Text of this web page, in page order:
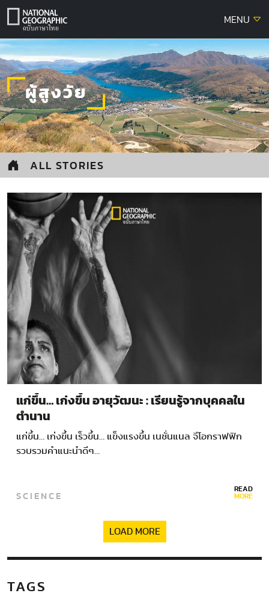
Skip
MENU
ผู้สูงวัย
ALL STORIES
แก่ขึ้น… เก่งขึ้น อายุวัฒนะ : เรียนรู้จากบุคคลใน
ตำนาน
แก่ขึ้น… เก่งขึ้น เร็วขึ้น… แข็งแรงขึ้น เนชั่นแนล จีโอกราฟฟิก
รวบรวมคำแนะนำดีๆ…
SCIENCE READ
MORE
LOAD MORE
TAGS